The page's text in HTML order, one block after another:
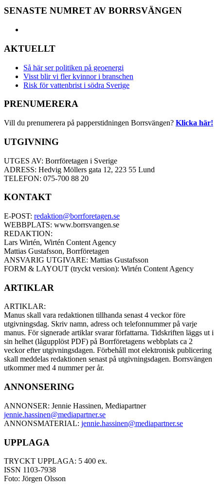
SENASTE NUMRET AV BORRSVÄNGEN
AKTUELLT
Så här ser politiken på geoenergi
Visst blir vi fler kvinnor i branschen
Risk för vattenbrist i södra Sverige
PRENUMERERA
Vill du prenumerera på papperstidningen Borrsvängen? Klicka här!
UTGIVNING
UTGES AV: Borrföretagen i Sverige
ADRESS: Hedvig Möllers gata 12, 223 55 Lund
TELEFON: 075-700 88 20
KONTAKT
E-POST: redaktion@borrforetagen.se
WEBBPLATS: www.borrsvangen.se
REDAKTION:
Lars Wirtén, Wirtén Content Agency
Mattias Gustafsson, Borrföretagen
ANSVARIG UTGIVARE: Mattias Gustafsson
FORM & LAYOUT (tryckt version): Wirtén Content Agency
ARTIKLAR
ARTIKLAR:
Manus skall vara redaktionen tillhanda senast 4 veckor före
utgivningsdag. Skriv namn, adress och telefonnummer på varje
manus. För signerade artiklar svarar författarna. Tidskriften läggs ut i
sin helhet (lågupplöst PDF) på Borrföretagens webbplats ca 2
veckor efter utgivningsdagen. Förbehåll mot elektronisk publicering
skall meddelas redaktionen senast på utgivningsdagen. Borrsvängen
utkommer med 4 nummer per år.
ANNONSERING
ANNONSER: Jennie Hassinen, Mediapartner
jennie.hassinen@mediapartner.se
ANNONSMATERIAL: jennie.hassinen@mediapartner.se
UPPLAGA
TRYCKT UPPLAGA: 5 400 ex.
ISSN 1103-7938
Foto: Jörgen Olsson